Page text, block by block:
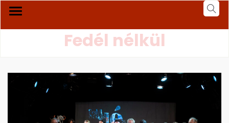
Fedél nélkül